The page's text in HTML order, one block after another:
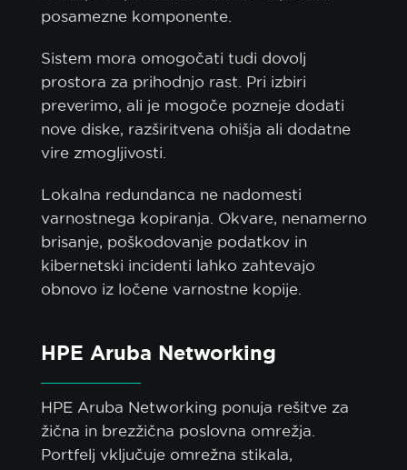
posamezne komponente.
Sistem mora omogočati tudi dovolj
prostora za prihodnjo rast. Pri izbiri
preverimo, ali je mogoče pozneje dodati
nove diske, razširitvena ohišja ali dodatne
vire zmogljivosti.
Lokalna redundanca ne nadomesti
varnostnega kopiranja. Okvare, nenamerno
brisanje, poškodovanje podatkov in
kibernetski incidenti lahko zahtevajo
obnovo iz ločene varnostne kopije.
HPE Aruba Networking
HPE Aruba Networking ponuja rešitve za
žična in brezžična poslovna omrežja.
Portfelj vključuje omrežna stikala,